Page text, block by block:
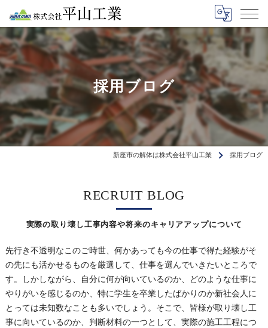
採用ブログ
新座市の解体は株式会社平山工業 採用ブログ
RECRUIT BLOG
実際の取り壊し工事内容や将来のキャリアアップについて
先行き不透明なこのご時世、何かあっても今の仕事で得た経験がそ
の先にも活かせるものを厳選して、仕事を選んでいきたいところで
す。しかしながら、自分に何が向いているのか、どのような仕事に
やりがいを感じるのか、特に学生を卒業したばかりのか新社会人に
とっては未知数なことも多いでしょう。そこで、皆様が取り壊し工
事に向いているのか、判断材料の一つとして、実際の施工工程につ